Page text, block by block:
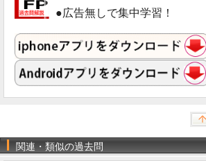
●広告無しで集中学習！
関連・類似の過去問